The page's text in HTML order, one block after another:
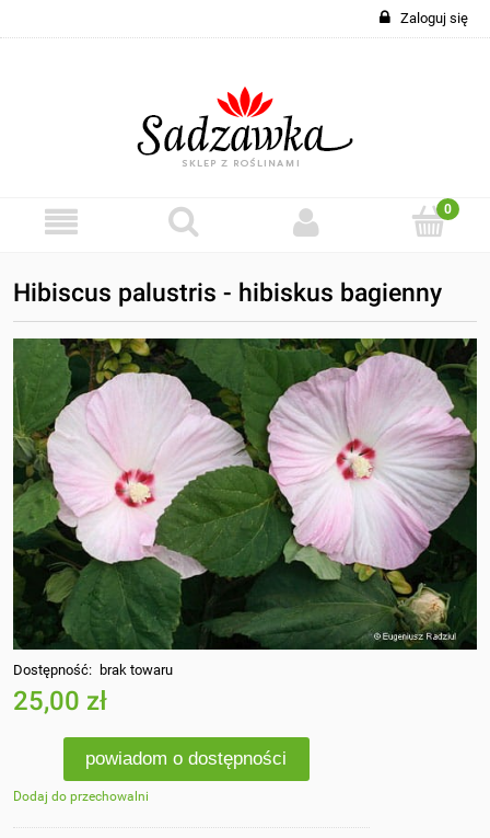
Zaloguj się
Hibiscus palustris - hibiskus bagienny
Dostępność: brak towaru
25,00 zł
powiadom o dostępności
Dodaj do przechowalni